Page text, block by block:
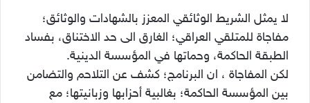
لا يمثل الشريط الوثائقي المعزز بالشهادات والوثائق؛
مفاجاة للمتلقي العراقي؛ الغارق الى حد الاختناق، بفساد
الطبقة الحاكمة، وحماتها في المؤسسة الدينية.
لكن المفاجاة ، ان البرنامج؛ كشف عن التلاحم والتضامن
بين المؤسسة الحاكمة؛ بغالبية أحزابها وزبانيتها؛ مع